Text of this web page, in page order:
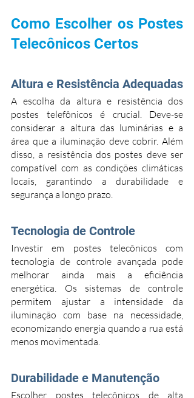
Como Escolher os Postes
Telecônicos Certos
Altura e Resistência Adequadas
A escolha da altura e resistência dos
postes telefônicos é crucial. Deve-se
considerar a altura das luminárias e a
área que a iluminação deve cobrir. Além
disso, a resistência dos postes deve ser
compatível com as condições climáticas
locais, garantindo a durabilidade e
segurança a longo prazo.
Tecnologia de Controle
Investir em postes telecônicos com
tecnologia de controle avançada pode
melhorar ainda mais a eficiência
energética. Os sistemas de controle
permitem ajustar a intensidade da
iluminação com base na necessidade,
economizando energia quando a rua está
menos movimentada.
Durabilidade e Manutenção
Escolher postes telecônicos de alta